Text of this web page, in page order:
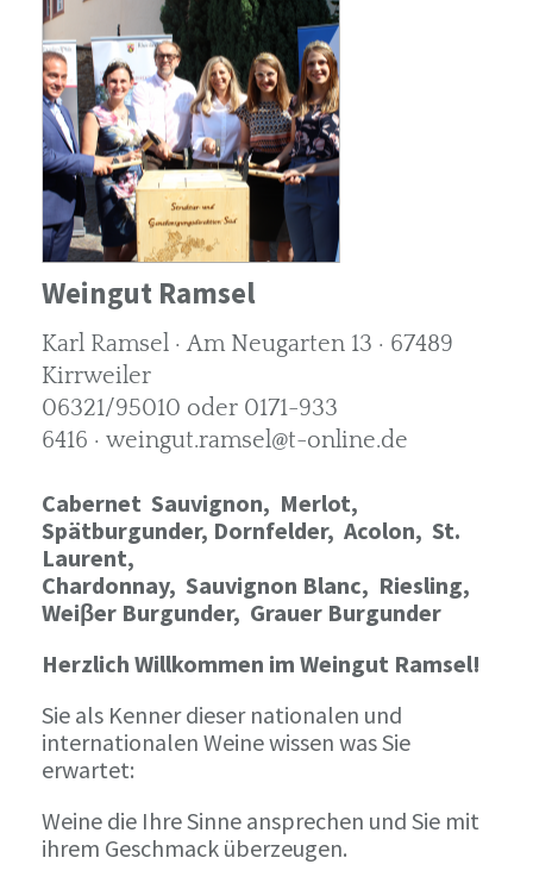
Weingut Ramsel
Karl Ramsel · Am Neugarten 13 · 67489
Kirrweiler
06321/95010 oder 0171-933
6416 · weingut.ramsel@t-online.de
Cabernet Sauvignon, Merlot,
Spätburgunder, Dornfelder, Acolon, St.
Laurent,
Chardonnay, Sauvignon Blanc, Riesling,
Weiβer Burgunder, Grauer Burgunder
Herzlich Willkommen im Weingut Ramsel!
Sie als Kenner dieser nationalen und
internationalen Weine wissen was Sie
erwartet:
Weine die Ihre Sinne ansprechen und Sie mit
ihrem Geschmack überzeugen.